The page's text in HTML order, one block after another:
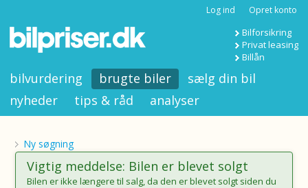
Log ind Opret konto
Bilforsikring
Privat leasing
Billån
bilvurdering brugte biler
sælg din bil
nyheder
tips & råd analyser
Ny søgning
Vigtig meddelse: Bilen er blevet solgt
Bilen er ikke længere til salg, da den er blevet solgt siden du